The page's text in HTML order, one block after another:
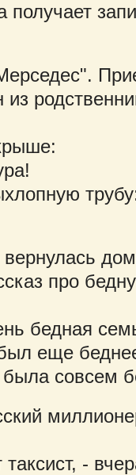
получает
вернулась
про
бедная
еще
была совсем
-